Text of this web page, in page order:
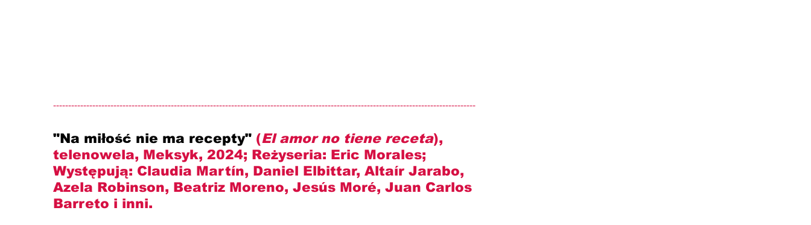
--------------------------------------------------------------------------------------------------------------------------------------------
"Na miłość nie ma recepty" (El amor no tiene receta),
telenowela, Meksyk, 2024; Reżyseria: Eric Morales;
Występują: Claudia Martín, Daniel Elbittar, Altaír Jarabo,
Azela Robinson, Beatriz Moreno, Jesús Moré, Juan Carlos
Barreto i inni.